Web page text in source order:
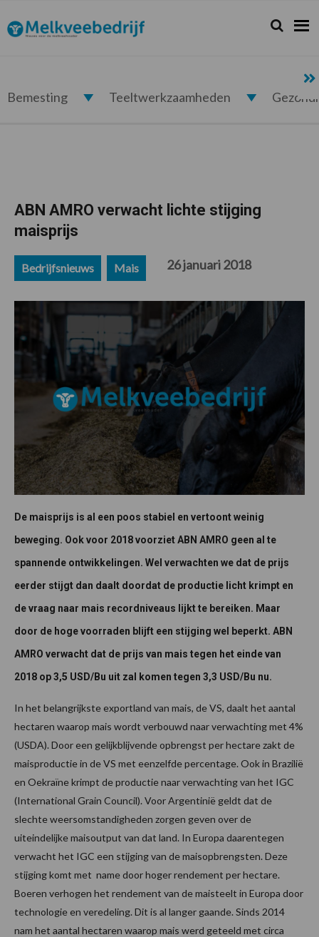
de
hoofdnavigatie
de
hoofd
de
eerste
de
voettekst
Melkveebedrijf.nl Zoeken...
Zoek
Bemesting Teeltwerkzaamheden
ABN AMRO verwacht lichte stijging
maisprijs
Bedrijfsnieuws Mais 26 januari 2018
De maisprijs is al een poos stabiel en vertoont weinig
beweging. Ook voor 2018 voorziet ABN AMRO geen al te
spannende ontwikkelingen. Wel verwachten we dat de prijs
eerder stijgt dan daalt doordat de productie licht krimpt en
de vraag naar mais recordniveaus lijkt te bereiken. Maar
door de hoge voorraden blijft een stijging wel beperkt. ABN
AMRO verwacht dat de prijs van mais tegen het einde van
2018 op 3,5 USD/Bu uit zal komen tegen 3,3 USD/Bu nu.
In het belangrijkste exportland van mais, de VS, daalt het aantal
hectaren waarop mais wordt verbouwd naar verwachting met 4%
(USDA). Door een gelijkblijvende opbrengst per hectare zakt de
maisproductie in de VS met eenzelfde percentage. Ook in Brazilië
en Oekraïne krimpt de productie naar verwachting van het IGC
(International Grain Council). Voor Argentinië geldt dat de
slechte weersomstandigheden zorgen geven over de
uiteindelijke maisoutput van dat land. In Europa daarentegen
verwacht het IGC een stijging van de maisopbrengsten. Deze
stijging komt met name door hoger rendement per hectare.
Boeren verhogen het rendement van de maisteelt in Europa door
technologie en veredeling. Dit is al langer gaande. Sinds 2014
nam het aantal hectaren waarop mais werd geteeld met circa